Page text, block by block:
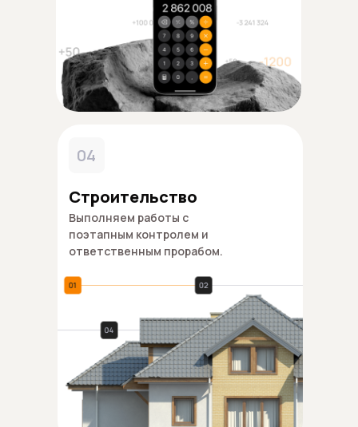
04
Строительство
Выполняем работы с
поэтапным контролем и
ответственным прорабом.